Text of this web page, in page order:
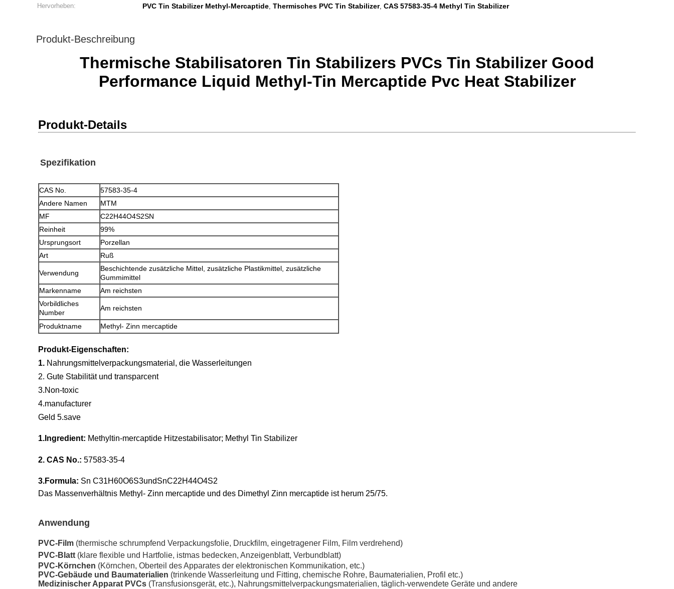
Hervorheben:
PVC Tin Stabilizer Methyl-Mercaptide, Thermisches PVC Tin Stabilizer, CAS 57583-35-4 Methyl Tin Stabilizer
Produkt-Beschreibung
Thermische Stabilisatoren Tin Stabilizers PVCs Tin Stabilizer Good
Performance Liquid Methyl-Tin Mercaptide Pvc Heat Stabilizer
Produkt-Details
Spezifikation
CAS No.
57583-35-4
Andere Namen
MTM
MF
C22H44O4S2SN
Reinheit
99%
Ursprungsort
Porzellan
Art
Ruß
Verwendung
Beschichtende zusätzliche Mittel, zusätzliche Plastikmittel, zusätzliche
Gummimittel
Markenname
Am reichsten
Vorbildliches
Number
Am reichsten
Produktname Methyl- Zinn mercaptide
Produkt-Eigenschaften:
1. Nahrungsmittelverpackungsmaterial, die Wasserleitungen
2. Gute Stabilität und transparcent
3.Non-toxic
4.manufacturer
Geld 5.save
1.Ingredient: Methyltin-mercaptide Hitzestabilisator; Methyl Tin Stabilizer
2. CAS No.: 57583-35-4
3.Formula: Sn C31H60O6S3undSnC22H44O4S2
Das Massenverhältnis Methyl- Zinn mercaptide und des Dimethyl Zinn mercaptide ist herum 25/75.
Anwendung
PVC-Film (thermische schrumpfend Verpackungsfolie, Druckfilm, eingetragener Film, Film verdrehend)
PVC-Blatt (klare flexible und Hartfolie, istmas bedecken, Anzeigenblatt, Verbundblatt)
PVC-Körnchen (Körnchen, Oberteil des Apparates der elektronischen Kommunikation, etc.)
PVC-Gebäude und Baumaterialien (trinkende Wasserleitung und Fitting, chemische Rohre, Baumaterialien, Profil etc.)
Medizinischer Apparat PVCs (Transfusionsgerät, etc.), Nahrungsmittelverpackungsmaterialien, täglich-verwendete Geräte und andere